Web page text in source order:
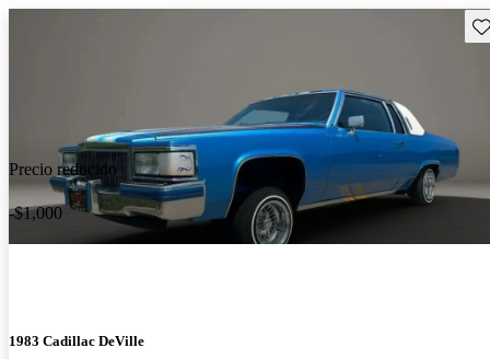
Precio reducido
-$1,000
1983 Cadillac DeVille